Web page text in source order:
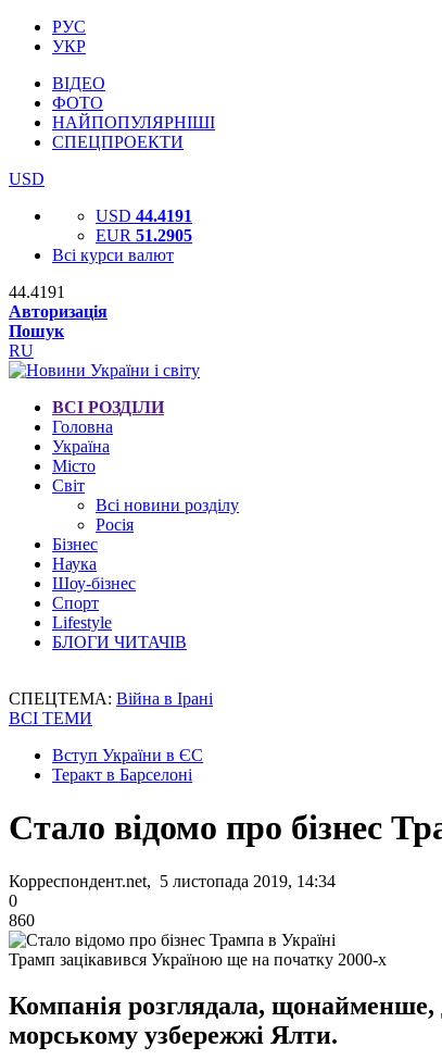
РУС
УКР
ВІДЕО
ФОТО
НАЙПОПУЛЯРНІШІ
СПЕЦПРОЕКТИ
USD
USD 44.4191
EUR 51.2905
Всі курси валют
44.4191
Авторизація
Пошук
RU
ВСІ РОЗДІЛИ
Головна
Україна
Місто
Світ
Всі новини розділу
Росія
Бізнес
Наука
Шоу-бізнес
Спорт
Lifestyle
БЛОГИ ЧИТАЧІВ
СПЕЦТЕМА: Війна в Ірані
ВСІ ТЕМИ
Вступ України в ЄС
Теракт в Барселоні
Стало відомо про бізнес
Корреспондент.net, 5 листопада 2019, 14:34
0
860
Трамп зацікавився Україною ще на початку 2000-х
Компанія розглядала, щонайменше,
морському узбережжі Ялти.